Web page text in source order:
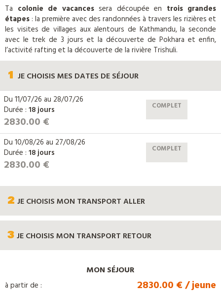
Ta colonie de vacancessera découpée en trois grandes
étapes : la première avec des randonnées à travers les rizières et
les visites de villages aux alentours de Kathmandu, la seconde
avec le trek de 3 jours et la découverte de Pokhara et enfin,
l’activité rafting et la découverte de la rivière Trishuli.
1 JE CHOISISMES DATES DE SÉJOUR
Du 11/07/26 au 28/07/26
Durée : 18 jours
2830.00 €
COMPLET
Du 10/08/26 au 27/08/26
Durée : 18 jours
2830.00 €
COMPLET
2 JE CHOISISMON TRANSPORT ALLER
3JE CHOISISMON TRANSPORT RETOUR
MON SÉJOUR
à partir de : 2830.00 € / jeune